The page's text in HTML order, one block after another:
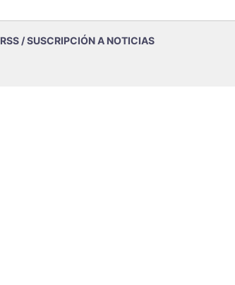
RSS / SUSCRIPCIÓN A NOTICIAS